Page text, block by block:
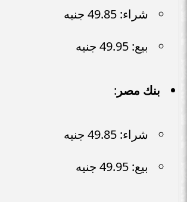
شراء: 49.85 جنيه
بيع: 49.95 جنيه
بنك مصر :
شراء: 49.85 جنيه
بيع: 49.95 جنيه